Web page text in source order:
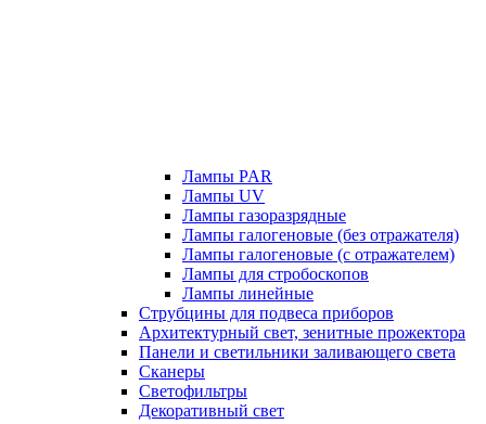
Лампы PAR
Лампы UV
Лампы газоразрядные
Лампы галогеновые (без отражателя)
Лампы галогеновые (с отражателем)
Лампы для стробоскопов
Лампы линейные
Струбцины для подвеса приборов
Архитектурный свет, зенитные прожектора
Панели и светильники заливающего света
Сканеры
Светофильтры
Декоративный свет